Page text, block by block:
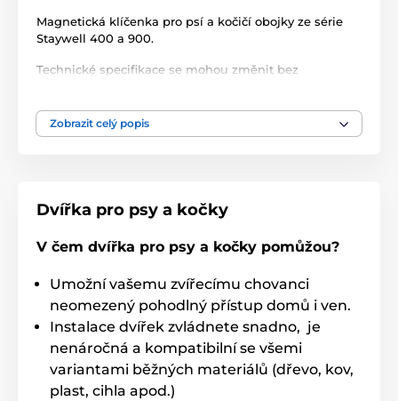
Magnetická klíčenka pro psí a kočičí obojky ze série
Staywell 400 a 900.
Technické specifikace se mohou změnit bez
Příslušenství dvířka
Zobrazit celý popis
Dvířka pro psy a kočky
V čem dvířka pro psy a kočky pomůžou?
Umožní vašemu zvířecímu chovanci
neomezený pohodlný přístup domů i ven.
Instalace dvířek zvládnete snadno, je
nenáročná a kompatibilní se všemi
variantami běžných materiálů (dřevo, kov,
plast, cihla apod.)